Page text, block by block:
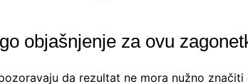
objašnjenje za ovu
da rezultat ne mora nužno